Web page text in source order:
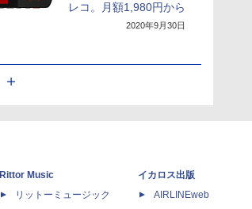
レコ。月額1,980円から
2020年9月30日
Rittor Music
リットーミュージック
イカロス出版
AIRLINEweb